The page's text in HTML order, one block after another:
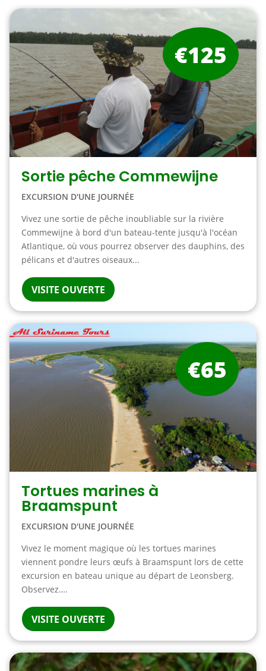
Sortie pêche Commewijne
EXCURSION D'UNE JOURNÉE
Vivez une sortie de pêche inoubliable sur la rivière
Commewijne à bord d'un bateau-tente jusqu'à l'océan
Atlantique, où vous pourrez observer des dauphins, des
pélicans et d'autres oiseaux...
VISITE OUVERTE
€125
Tortues marines à
Braamspunt
EXCURSION D'UNE JOURNÉE
Vivez le moment magique où les tortues marines
viennent pondre leurs œufs à Braamspunt lors de cette
excursion en bateau unique au départ de Leonsberg.
Observez….
VISITE OUVERTE
€65